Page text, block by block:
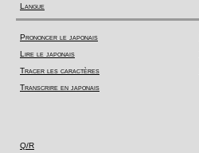
Langue
Prononcer le japonais
Lire le japonais
Tracer les caractères
Transcrire en japonais
Q/R